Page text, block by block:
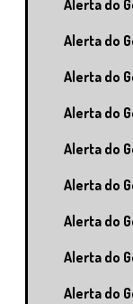
Alerta do
Alerta do
Alerta do
Alerta do
Alerta do
Alerta do
Alerta do
Alerta do
Alerta do